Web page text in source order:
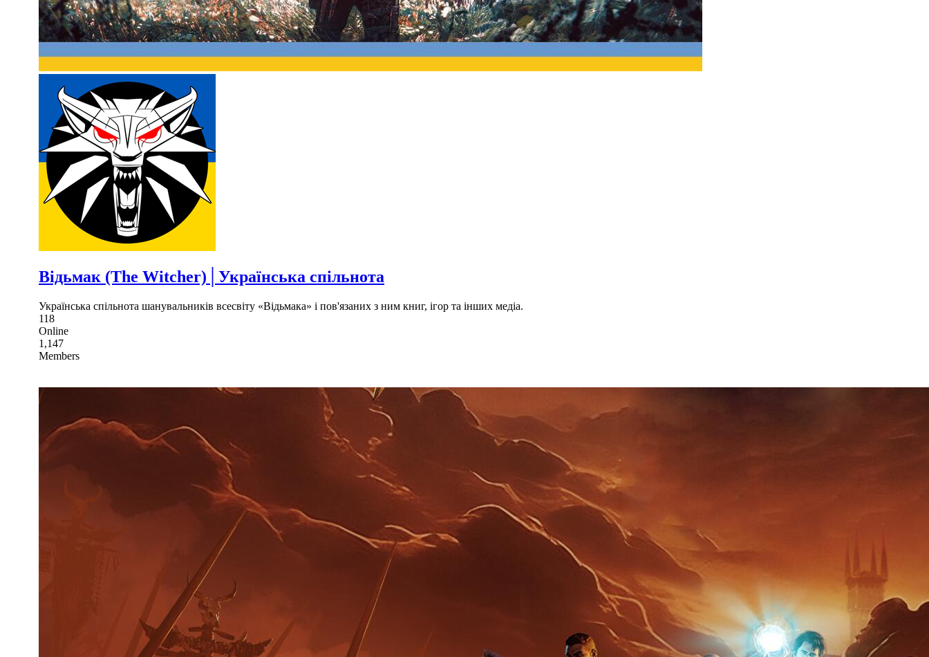
Відьмак (The Witcher)│Українська спільнота
Українська спільнота шанувальників всесвіту «Відьмака» і пов'язаних з ним книг, ігор та інших медіа.
118
Online
1,147
Members